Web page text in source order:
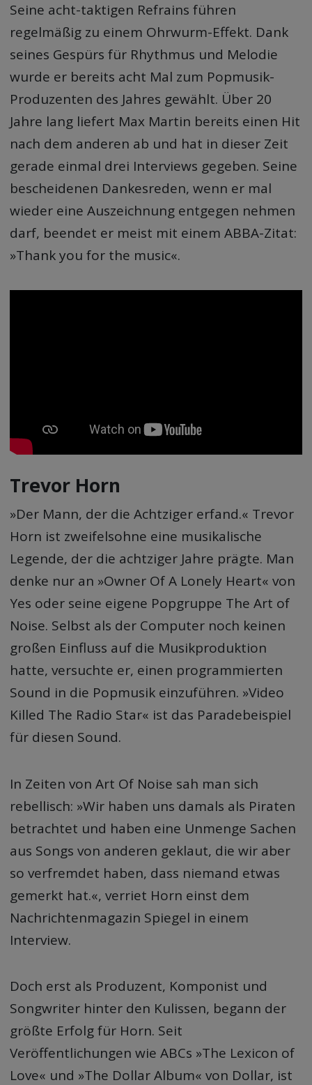
Seine acht-taktigen Refrains führen
regelmäßig zu einem Ohrwurm-Effekt. Dank
seines Gespürs für Rhythmus und Melodie
wurde er bereits acht Mal zum Popmusik-
Produzenten des Jahres gewählt. Über 20
Jahre lang liefert Max Martin bereits einen Hit
nach dem anderen ab und hat in dieser Zeit
gerade einmal drei Interviews gegeben. Seine
bescheidenen Dankesreden, wenn er mal
wieder eine Auszeichnung entgegen nehmen
darf, beendet er meist mit einem ABBA-Zitat:
»Thank you for the music«.
Trevor Horn
»Der Mann, der die Achtziger erfand.« Trevor
Horn ist zweifelsohne eine musikalische
Legende, der die achtziger Jahre prägte. Man
denke nur an »Owner Of A Lonely Heart« von
Yes oder seine eigene Popgruppe The Art of
Noise. Selbst als der Computer noch keinen
großen Einfluss auf die Musikproduktion
hatte, versuchte er, einen programmierten
Sound in die Popmusik einzuführen. »Video
Killed The Radio Star« ist das Paradebeispiel
für diesen Sound.
In Zeiten von Art Of Noise sah man sich
rebellisch: »Wir haben uns damals als Piraten
betrachtet und haben eine Unmenge Sachen
aus Songs von anderen geklaut, die wir aber
so verfremdet haben, dass niemand etwas
gemerkt hat.«, verriet Horn einst dem
Nachrichtenmagazin Spiegel in einem
Interview.
Doch erst als Produzent, Komponist und
Songwriter hinter den Kulissen, begann der
größte Erfolg für Horn. Seit
Veröffentlichungen wie ABCs »The Lexicon of
Love« und »The Dollar Album« von Dollar, ist